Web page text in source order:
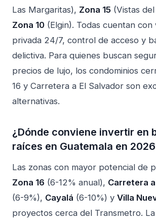
Las Margaritas), Zona 15 (Vistas
Zona 10 (Elgin). Todas cuentan con
privada 24/7, control de acceso y
delictiva. Para quienes buscan
precios de lujo, los condominios
16 y Carretera a El Salvador son
alternativas.
¿Dónde conviene invertir en
raíces en Guatemala en
Las zonas con mayor potencial de
Zona 16 (6-12% anual), Carretera
(6-9%), Cayalá (6-10%) y Villa
proyectos cerca del Transmetro. La